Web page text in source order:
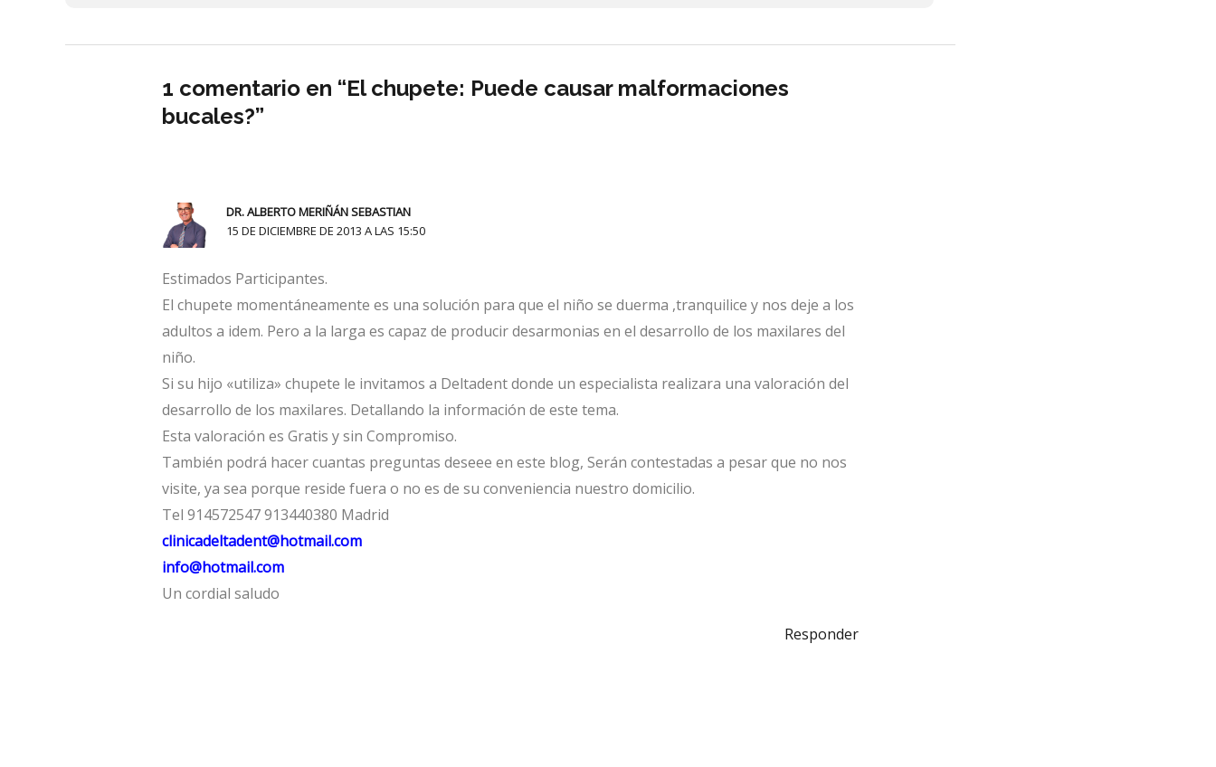
1 comentario en “El chupete: Puede causar malformaciones
bucales?”
DR. ALBERTO MERIÑÁN SEBASTIAN
15 DE DICIEMBRE DE 2013 A LAS 15:50
Estimados Participantes.
El chupete momentáneamente es una solución para que el niño se duerma ,tranquilice y nos deje a los
adultos a idem. Pero a la larga es capaz de producir desarmonias en el desarrollo de los maxilares del
niño.
Si su hijo «utiliza» chupete le invitamos a Deltadent donde un especialista realizara una valoración del
desarrollo de los maxilares. Detallando la información de este tema.
Esta valoración es Gratis y sin Compromiso.
También podrá hacer cuantas preguntas deseee en este blog, Serán contestadas a pesar que no nos
visite, ya sea porque reside fuera o no es de su conveniencia nuestro domicilio.
Tel 914572547 913440380 Madrid
clinicadeltadent@hotmail.com
info@hotmail.com
Un cordial saludo
Responder